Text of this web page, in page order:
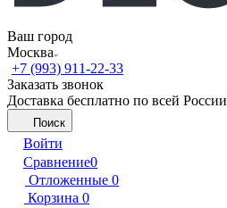
Ваш город
Москва
+7 (993) 911-22-33
Заказать звонок
Доставка бесплатно по всей России
Поиск
Войти
Сравнение0
Отложенные 0
Корзина 0